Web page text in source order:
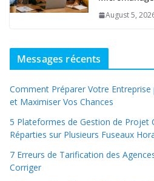
August 5,
Messages récents
Comment Préparer Votre
et Maximiser Vos Chances
5 Plateformes de Gestion de Projet
Réparties sur Plusieurs Fuseaux
7 Erreurs de Tarification des
Corriger